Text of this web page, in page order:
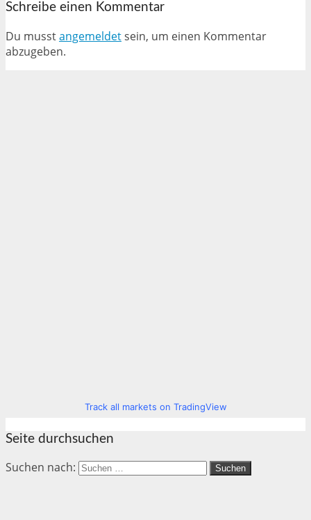
Schreibe einen Kommentar
Du musstangemeldetsein, um einen Kommentar
abzugeben.
Track all markets on TradingView
Seite durchsuchen
Suchen nach: